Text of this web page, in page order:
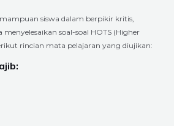
siswa dalam berpikir kritis,
soal-soal HOTS (Higher
rincian mata pelajaran yang diujikan: